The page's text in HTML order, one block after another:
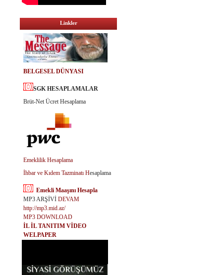
Linkler
BELGESEL DÜNYASI
SGK HESAPLAMALAR
Brüt-Net Ücret Hesaplama
Emeklilik Hesaplama
İhbar ve Kıdem Tazminatı Hesaplama
Emekli Maaşını Hesapla
MP3 ARŞİVİ DEVAM
http://mp3.mid.az/
MP3 DOWNLOAD
İL İL TANITIM VİDEO
WELPAPER